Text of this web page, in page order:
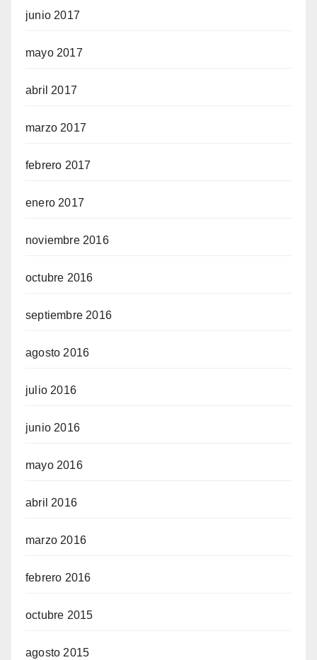
junio 2017
mayo 2017
abril 2017
marzo 2017
febrero 2017
enero 2017
noviembre 2016
octubre 2016
septiembre 2016
agosto 2016
julio 2016
junio 2016
mayo 2016
abril 2016
marzo 2016
febrero 2016
octubre 2015
agosto 2015